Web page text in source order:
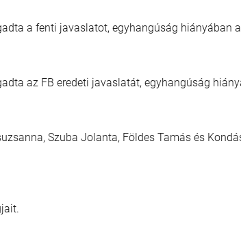
a fenti javaslatot, egyhangúság hiányában
az FB eredeti javaslatát, egyhangúság
Szuba Jolanta, Földes Tamás és